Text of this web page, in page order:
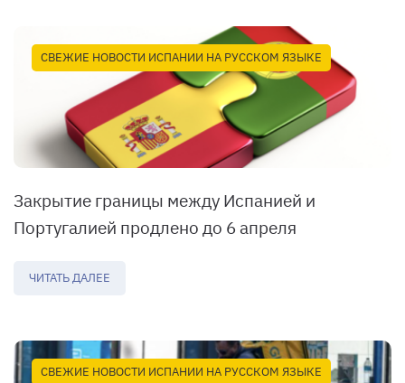
СВЕЖИЕ НОВОСТИ ИСПАНИИ НА РУССКОМ ЯЗЫКЕ
Закрытие границы между Испанией и
Португалией продлено до 6 апреля
ЧИТАТЬ ДАЛЕЕ
СВЕЖИЕ НОВОСТИ ИСПАНИИ НА РУССКОМ ЯЗЫКЕ